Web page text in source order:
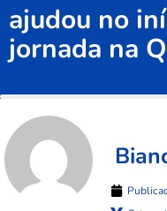
ajudou no
jornada na